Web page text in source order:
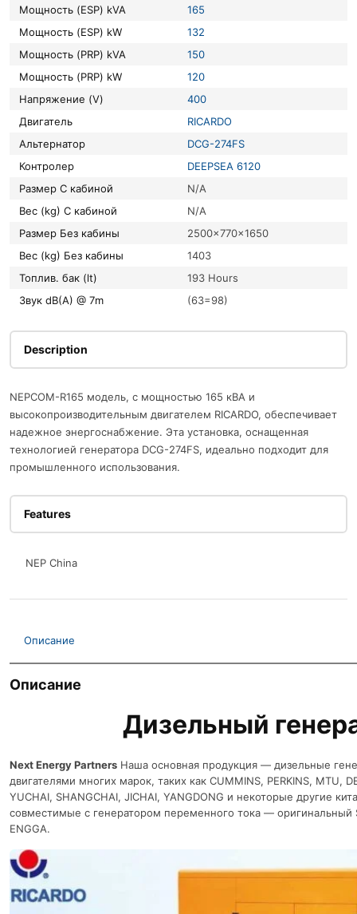
Мощность (ESP) kVA
165
Мощность (ESP) kW
132
Мощность (PRP) kVA
150
Мощность (PRP) kW
120
Напряжение (V)
400
Двигатель
RICARDO
Альтернатор
DCG-274FS
Контролер
DEEPSEA 6120
Размер С кабиной
N/A
Вес (kg) С кабиной
N/A
Размер Без кабины
2500x770x1650
Вес (kg) Без кабины
1403
Топлив. бак (lt)
193 Hours
Звук dB(A) @ 7m
(63=98)
Description
NEPCOM-R165 модель, с мощностью 165 кВА и
высокопроизводительным двигателем RICARDO, обеспечивает
надежное энергоснабжение. Эта установка, оснащенная
технологией генератора DCG-274FS, идеально подходит для
промышленного использования.
Features
NEP China
Описание
Описание
Дизельный
Next Energy Partners Наша основная продукция — дизельные
двигателями многих марок, таких как CUMMINS, PERKINS, MTU,
YUCHAI, SHANGCHAI, JICHAI, YANGDONG и некоторые другие
совместимые с генератором переменного тока — оригинальный
ENGGA.